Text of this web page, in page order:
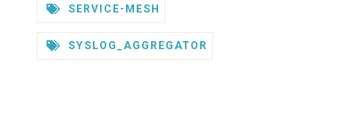
SERVICE-MESH
SYSLOG_AGGREGATOR